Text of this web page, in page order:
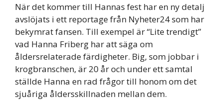
När det kommer till Hannas fest har en ny detalj
avslöjats i ett reportage från Nyheter24 som har
bekymrat fansen. Till exempel är “Lite trendigt”
vad Hanna Friberg har att säga om
åldersrelaterade färdigheter. Big, som jobbar i
krogbranschen, är 20 år och under ett samtal
ställde Hanna en rad frågor till honom om det
sjuåriga åldersskillnaden mellan dem.